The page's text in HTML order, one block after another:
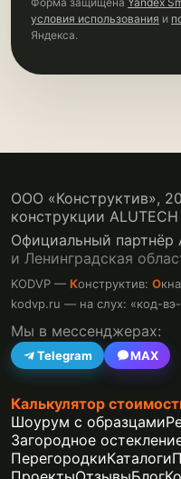
условия использования и
Яндекса.
ООО «Конструктив»,
конструкции
Официальный партнёр
и Ленинградская
KODVP — Конструктив: О
kodvp.ru — на слух: «код-
Мы в мессенджерах:
Telegram MAX
Калькулятор
Шоурум с образцами
Загородное
ПерегородкиКаталоги